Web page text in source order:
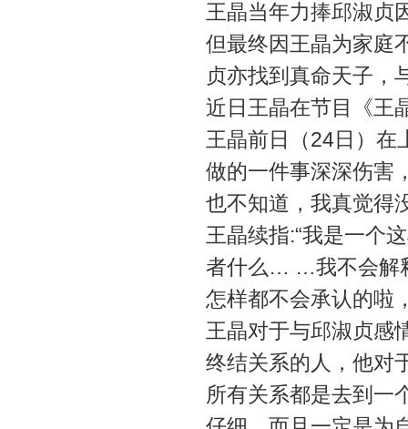
王晶当年力捧邱淑贞
但最终因王晶为家庭
贞亦找到真命天子，
近日王晶在节目《王
王晶前日（24日）在
做的一件事深深伤害
也不知道，我真觉得
王晶续指:“我是一个
者什么… …我不会解
怎样都不会承认的啦
王晶对于与邱淑贞感
终结关系的人，他对
所有关系都是去到一